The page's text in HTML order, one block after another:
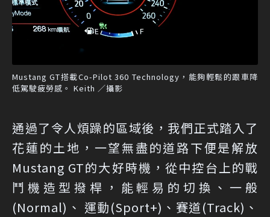
Mustang GT搭載Co-Pilot 360 Technology，能夠輕鬆的跟車降
低駕駛疲勞感。 Keith ／攝影
通過了令人煩躁的區域後，我們正式踏入了
花蓮的土地，一望無盡的道路下便是解放
Mustang GT的大好時機，從中控台上的戰
鬥機造型撥桿，能輕易的切換、一般
(Normal)、 運動(Sport+)、賽道(Track)、